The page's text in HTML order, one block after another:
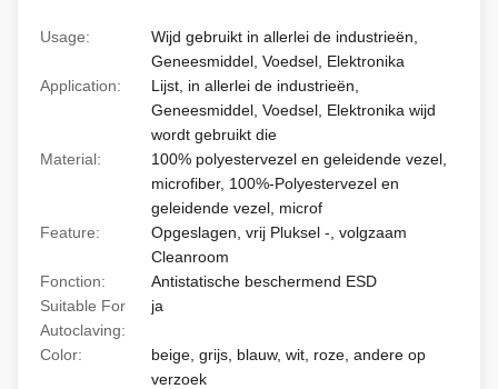
Usage:
Wijd gebruikt in allerlei de industrieën,
Geneesmiddel, Voedsel, Elektronika
Application:
Lijst, in allerlei de industrieën,
Geneesmiddel, Voedsel, Elektronika wijd
wordt gebruikt die
Material:
100% polyestervezel en geleidende vezel,
microfiber, 100%-Polyestervezel en
geleidende vezel, microf
Feature:
Opgeslagen, vrij Pluksel -, volgzaam
Cleanroom
Fonction:
Antistatische beschermend ESD
Suitable For
Autoclaving:
ja
Color:
beige, grijs, blauw, wit, roze, andere op
verzoek